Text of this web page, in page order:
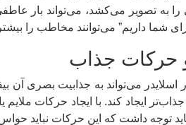
تصویر می‌کشد، می‌تواند بار
شما داریم” می‌توانند مخاطب را
و حرکات جذاب
در اسلایدر می‌تواند به جذابیت
ایجاد کند. با ایجاد حرکات
داشت که این حرکات نباید حواس